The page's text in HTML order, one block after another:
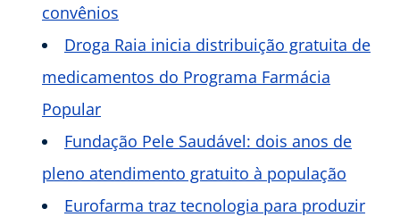
convênios
Droga Raia inicia distribuição gratuita de
medicamentos do Programa Farmácia
Popular
Fundação Pele Saudável: dois anos de
pleno atendimento gratuito à população
Eurofarma traz tecnologia para produzir